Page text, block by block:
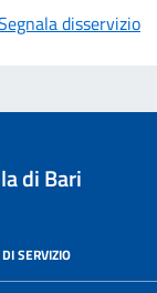
disservizio
di Bari
SERVIZIO